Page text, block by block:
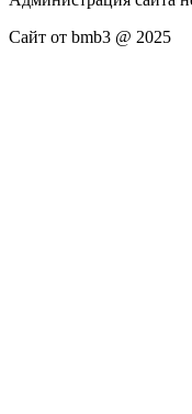
Сайт от bmb3 @ 2025